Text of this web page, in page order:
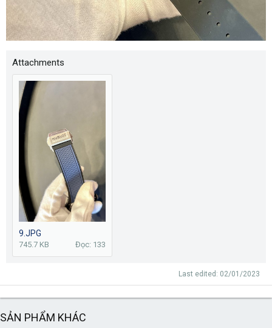
Attachments
9.JPG
745.7 KB Đọc: 133
Last edited: 02/01/2023
SẢN PHẨM KHÁC